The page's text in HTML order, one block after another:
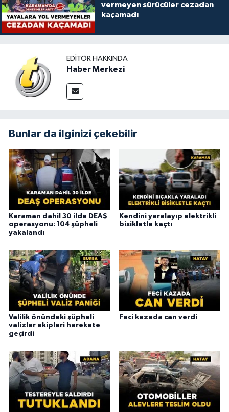
vermeyen sürücüler cezadan
kaçamadı
EDITÖR HAKKINDA
Haber Merkezi
Bunlar da ilginizi çekebilir
Karaman dahil 30 ilde DEAŞ
operasyonu: 104 şüpheli
yakalandı
Kendini yaralayıp elektrikli
bisikletle kaçtı
Valilik önündeki şüpheli
valizler ekipleri harekete
geçirdi
Feci kazada can verdi